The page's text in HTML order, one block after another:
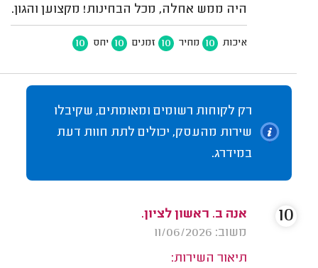
היה ממש אחלה, מכל הבחינות! מקצוען והגון.
איכות 10 מחיר 10 זמנים 10 יחס 10
רק לקוחות רשומים ומאומתים, שקיבלו
שירות מהעסק, יכולים לתת חוות דעת
במידרג.
אנה ב. ראשון לציון.
משוב: 11/06/2026
תיאור השירות:
10